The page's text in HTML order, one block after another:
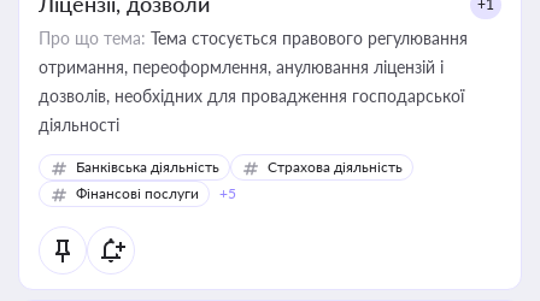
+1
Про що тема: Тема стосується правового регулювання
отримання, переоформлення, анулювання ліцензій і
дозволів, необхідних для провадження господарської
діяльності
Банківська діяльність
Страхова діяльність
Фінансові послуги
+5